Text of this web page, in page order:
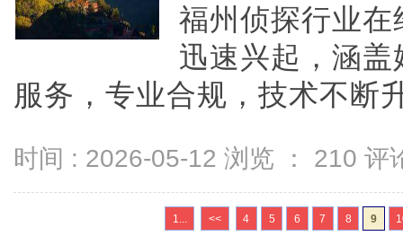
福州侦探行业
迅速兴起，涵
服务，专业合规，技术不断
时间 : 2026-05-12 浏览 ： 210 评
1... << 4 5 6 7 8 9